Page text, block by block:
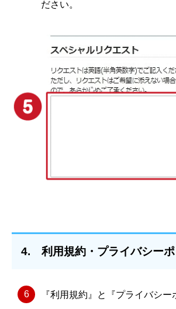
ださい。
4. 利用規約・プライバシーポ
『利用規約』と『プライバシ